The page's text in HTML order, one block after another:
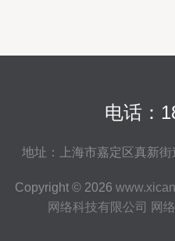
电话：
地址：上海市嘉定区真新
Copyright © 2026
网络科技有限公司
网